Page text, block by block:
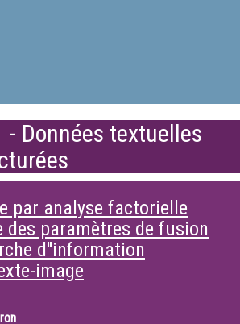
- Données textuelles
par analyse factorielle
paramètres de fusion
d''information
image